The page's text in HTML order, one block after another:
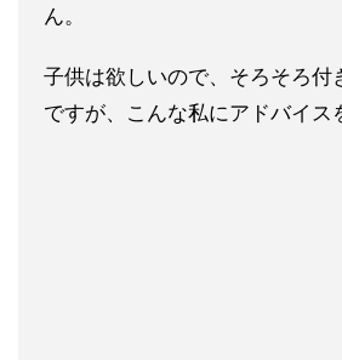
ん。
子供は欲しいので、そろそろ付
ですが、こんな私にアドバイス